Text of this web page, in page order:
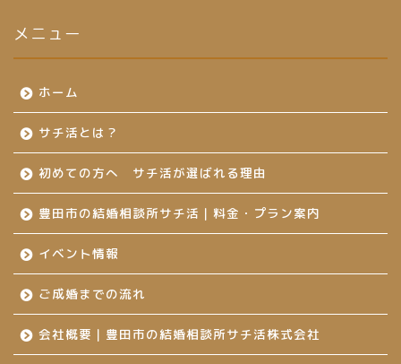
メニュー
ホーム
サチ活とは？
初めての方へ サチ活が選ばれる理由
豊田市の結婚相談所サチ活｜料金・プラン案内
イベント情報
ご成婚までの流れ
会社概要｜豊田市の結婚相談所サチ活株式会社